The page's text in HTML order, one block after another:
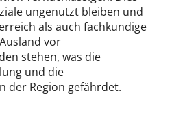
ungenutzt bleiben und
als auch fachkundige
vor
stehen, was die
und die
der Region gefährdet.